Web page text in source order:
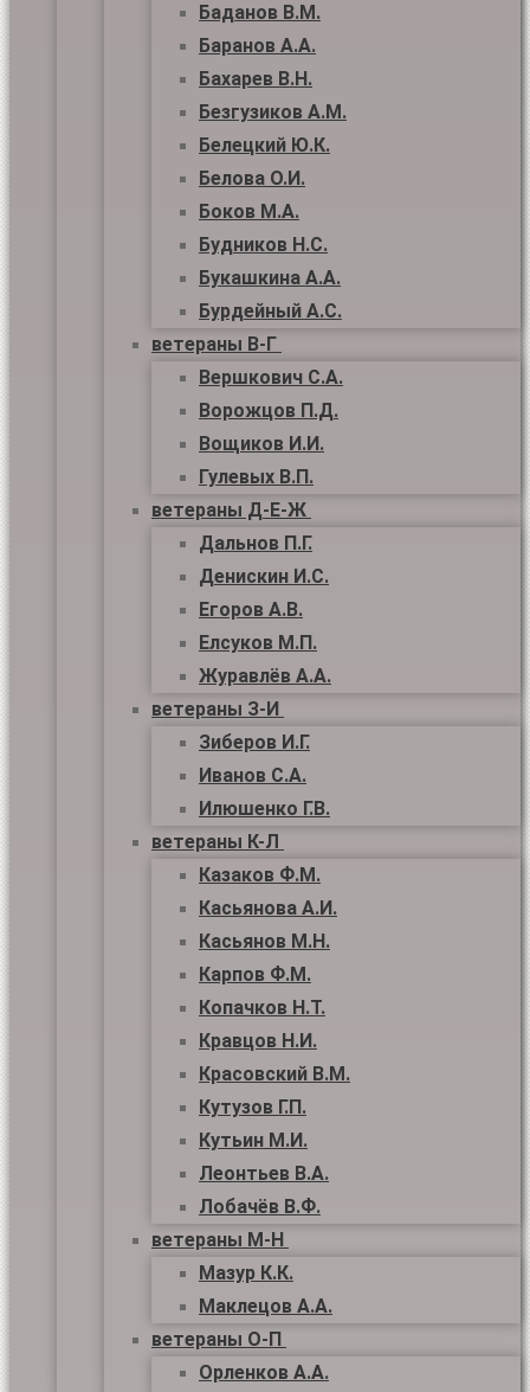
Баданов В.М.
Баранов А.А.
Бахарев В.Н.
Безгузиков А.М.
Белецкий Ю.К.
Белова О.И.
Боков М.А.
Будников Н.С.
Букашкина А.А.
Бурдейный А.С.
ветераны В-Г
Вершкович С.А.
Ворожцов П.Д.
Вощиков И.И.
Гулевых В.П.
ветераны Д-Е-Ж
Дальнов П.Г.
Денискин И.С.
Егоров А.В.
Елсуков М.П.
Журавлёв А.А.
ветераны З-И
Зиберов И.Г.
Иванов С.А.
Илюшенко Г.В.
ветераны К-Л
Казаков Ф.М.
Касьянова А.И.
Касьянов М.Н.
Карпов Ф.М.
Копачков Н.Т.
Кравцов Н.И.
Красовский В.М.
Кутузов Г.П.
Кутьин М.И.
Леонтьев В.А.
Лобачёв В.Ф.
ветераны М-Н
Мазур К.К.
Маклецов А.А.
ветераны О-П
Орленков А.А.